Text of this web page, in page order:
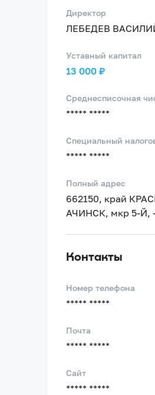
Директор
ЛЕБЕДЕВ
Уставный капитал
13 000 ₽
Среднесписочная
***** *****
Специальный
***** *****
Полный адрес
662150, край
АЧИНСК, мкр 5-Й,
Контакты
Номер телефона
***** *****
Почта
***** *****
Сайт
***** *****